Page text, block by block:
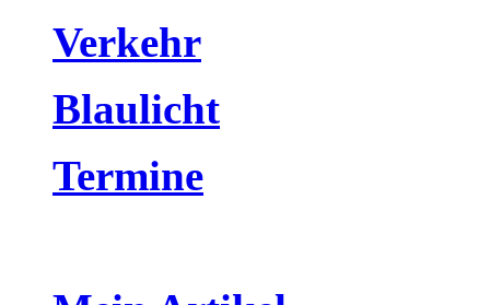
Verkehr
Blaulicht
Termine